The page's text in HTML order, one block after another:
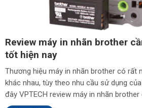
Review máy in nhãn brother
tốt hiện nay
Thương hiệu máy in nhãn brother có rất
khác nhau, tùy theo nhu cầu sử dụng
đây VPTECH review máy in nhãn